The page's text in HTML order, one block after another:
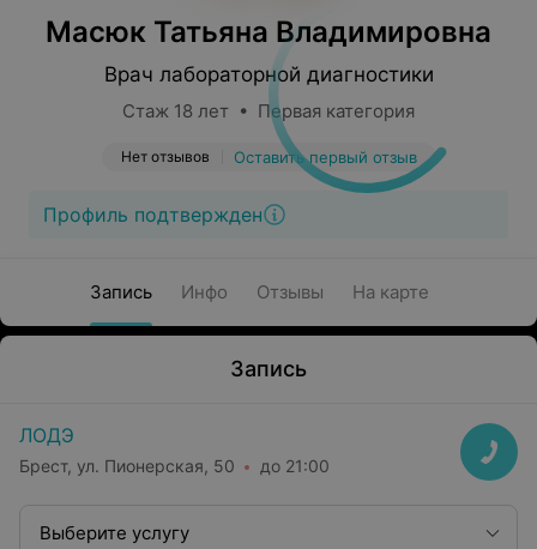
Масюк Татьяна Владимировна
Врач лабораторной диагностики
Стаж 18 лет • Первая категория
Нет отзывов Оставить первый отзыв
Профиль подтвержден
Запись Инфо Отзывы На карте
Запись
ЛОДЭ
Брест, ул. Пионерская, 50 до 21:00
Выберите услугу